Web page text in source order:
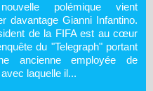
polémique vient
davantage Gianni Infantino.
de la FIFA est au cœur
du "Telegraph" portant
ancienne employée de
avec laquelle il...